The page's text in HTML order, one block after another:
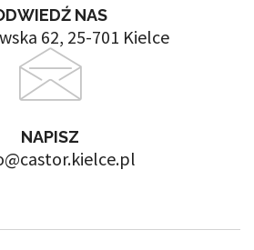
NAS
62, 25-701 Kielce
NAPISZ